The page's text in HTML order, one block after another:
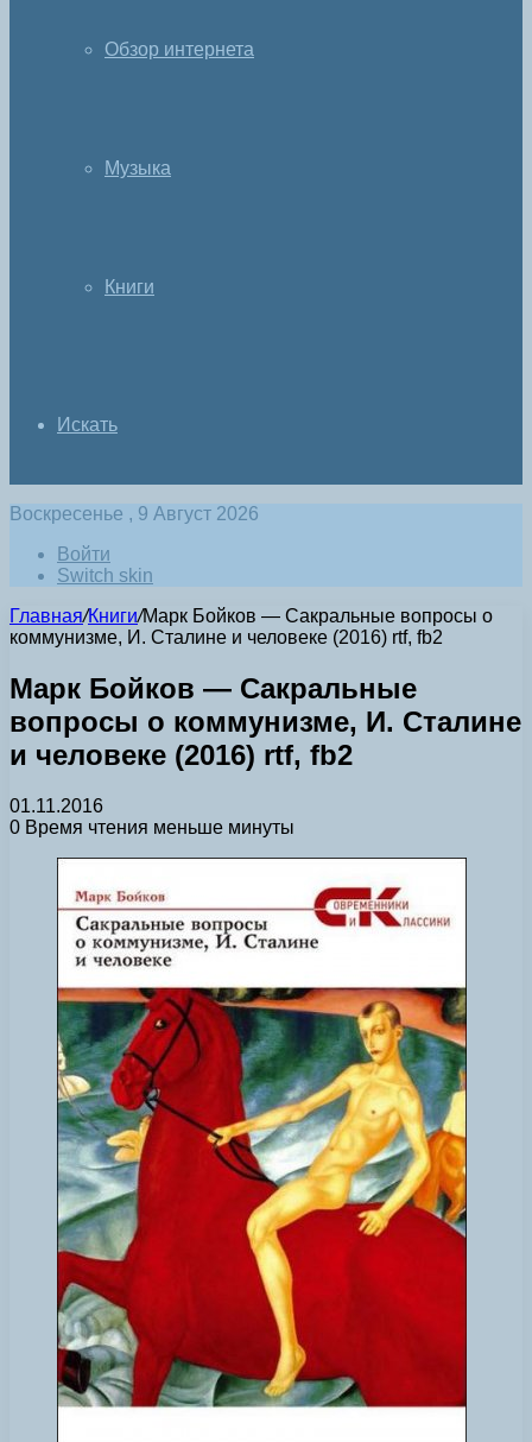
Обзор интернета
Музыка
Книги
Искать
Воскресенье , 9 Август 2026
Войти
Switch skin
Главная/Книги/Марк Бойков — Сакральные вопросы о
коммунизме, И. Сталине и человеке (2016) rtf, fb2
Марк Бойков — Сакральные
вопросы о коммунизме, И. Сталине
и человеке (2016) rtf, fb2
01.11.2016
0 Время чтения меньше минуты